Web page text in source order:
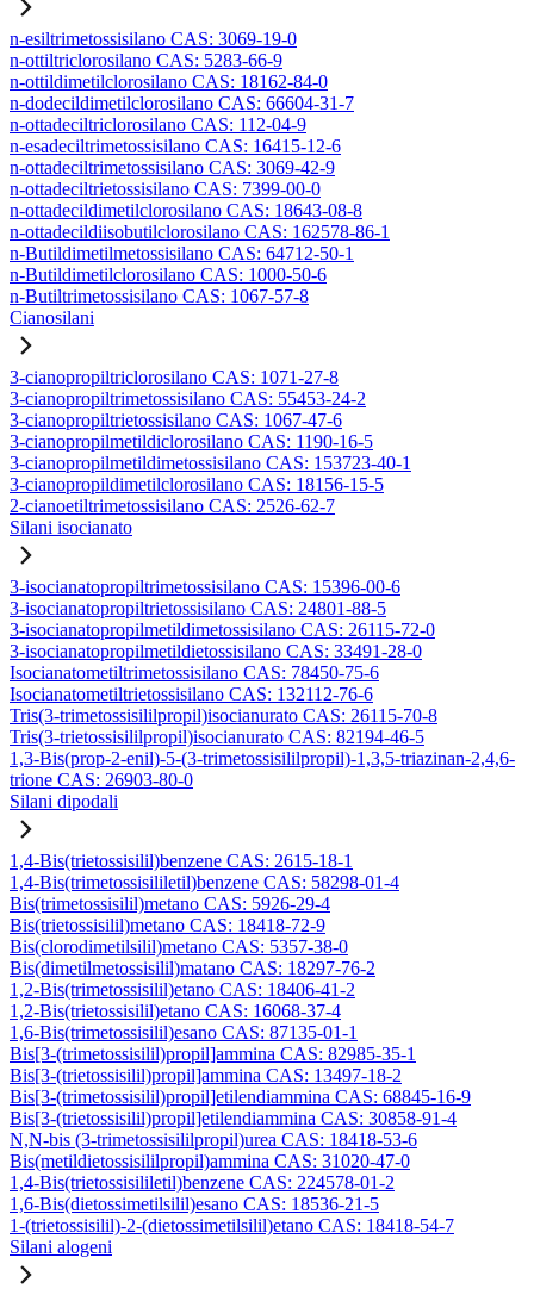
n-esiltrimetossisilano CAS: 3069-19-0
n-ottiltriclorosilano CAS: 5283-66-9
n-ottildimetilclorosilano CAS: 18162-84-0
n-dodecildimetilclorosilano CAS: 66604-31-7
n-ottadeciltriclorosilano CAS: 112-04-9
n-esadeciltrimetossisilano CAS: 16415-12-6
n-ottadeciltrimetossisilano CAS: 3069-42-9
n-ottadeciltrietossisilano CAS: 7399-00-0
n-ottadecildimetilclorosilano CAS: 18643-08-8
n-ottadecildiisobutilclorosilano CAS: 162578-86-1
n-Butildimetilmetossisilano CAS: 64712-50-1
n-Butildimetilclorosilano CAS: 1000-50-6
n-Butiltrimetossisilano CAS: 1067-57-8
Cianosilani
3-cianopropiltriclorosilano CAS: 1071-27-8
3-cianopropiltrimetossisilano CAS: 55453-24-2
3-cianopropiltrietossisilano CAS: 1067-47-6
3-cianopropilmetildiclorosilano CAS: 1190-16-5
3-cianopropilmetildimetossisilano CAS: 153723-40-1
3-cianopropildimetilclorosilano CAS: 18156-15-5
2-cianoetiltrimetossisilano CAS: 2526-62-7
Silani isocianato
3-isocianatopropiltrimetossisilano CAS: 15396-00-6
3-isocianatopropiltrietossisilano CAS: 24801-88-5
3-isocianatopropilmetildimetossisilano CAS: 26115-72-0
3-isocianatopropilmetildietossisilano CAS: 33491-28-0
Isocianatometiltrimetossisilano CAS: 78450-75-6
Isocianatometiltrietossisilano CAS: 132112-76-6
Tris(3-trimetossisililpropil)isocianurato CAS: 26115-70-8
Tris(3-trietossisililpropil)isocianurato CAS: 82194-46-5
1,3-Bis(prop-2-enil)-5-(3-trimetossisililpropil)-1,3,5-triazinan-2,4,6-
trione CAS: 26903-80-0
Silani dipodali
1,4-Bis(trietossisilil)benzene CAS: 2615-18-1
1,4-Bis(trimetossisililetil)benzene CAS: 58298-01-4
Bis(trimetossisilil)metano CAS: 5926-29-4
Bis(trietossisilil)metano CAS: 18418-72-9
Bis(clorodimetilsilil)metano CAS: 5357-38-0
Bis(dimetilmetossisilil)matano CAS: 18297-76-2
1,2-Bis(trimetossisilil)etano CAS: 18406-41-2
1,2-Bis(trietossisilil)etano CAS: 16068-37-4
1,6-Bis(trimetossisilil)esano CAS: 87135-01-1
Bis[3-(trimetossisilil)propil]ammina CAS: 82985-35-1
Bis[3-(trietossisilil)propil]ammina CAS: 13497-18-2
Bis[3-(trimetossisilil)propil]etilendiammina CAS: 68845-16-9
Bis[3-(trietossisilil)propil]etilendiammina CAS: 30858-91-4
N,N-bis (3-trimetossisililpropil)urea CAS: 18418-53-6
Bis(metildietossisililpropil)ammina CAS: 31020-47-0
1,4-Bis(trietossisililetil)benzene CAS: 224578-01-2
1,6-Bis(dietossimetilsilil)esano CAS: 18536-21-5
1-(trietossisilil)-2-(dietossimetilsilil)etano CAS: 18418-54-7
Silani alogeni